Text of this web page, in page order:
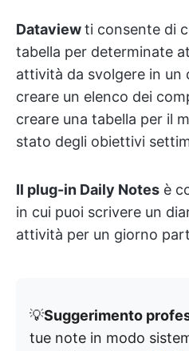
Dataviewti consente di
tabella per determinate
attività da svolgere in un
creare un elenco dei
creare una tabella per il
stato degli obiettivi
Il plug-in Daily Notes è
in cui puoi scrivere un
attività per un giorno
💡Suggerimento
tue note in modo